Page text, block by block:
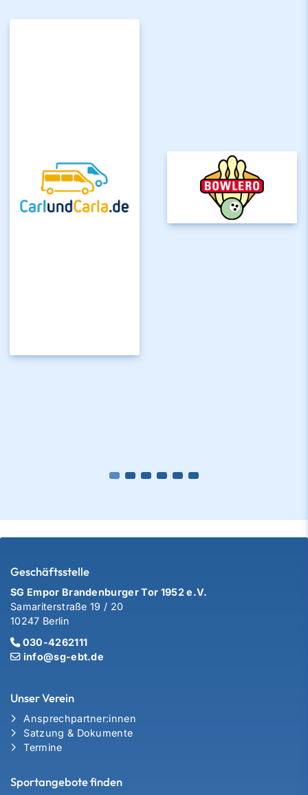
Geschäftsstelle
SG Empor Brandenburger Tor 1952 e.V.
Samariterstraße 19 / 20
10247 Berlin
030-4262111
info@sg-ebt.de
Unser Verein
Ansprechpartner:innen
Satzung & Dokumente
Termine
Sportangebote finden